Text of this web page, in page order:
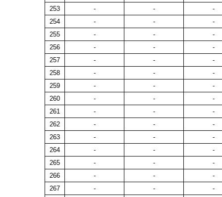
253
- -
-
254
- -
-
255
- -
-
256
- -
-
257
- -
-
258
- -
-
259
- -
-
260
- -
-
261
- -
-
262
- -
-
263
- -
-
264
- -
-
265
- -
-
266
- -
-
267
- -
-